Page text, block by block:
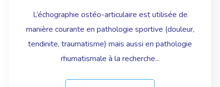
L’échographie ostéo-articulaire est utilisée de
manière courante en pathologie sportive (douleur,
tendinite, traumatisme) mais aussi en pathologie
rhumatismale à la recherche...